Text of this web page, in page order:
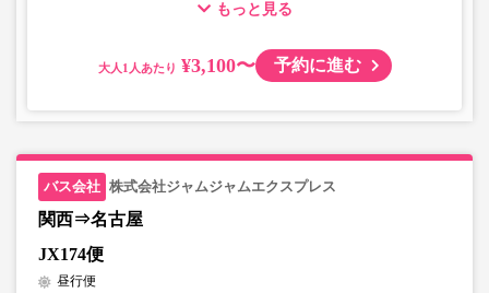
賃での乗車券が必要です。
・AM1時～5時の間はシステムメンテナンスの為ご予約が
す。
・販売日・便ごとに随時価格が変動いたします。購入時に
販売価格をご確認の上でご予約をお願いいたします。
もっと見る
大人 ¥3,100〜 予約に進む
株式会社ジャムジャムエクスプレス
関西⇒名古屋
JX174便
昼行便